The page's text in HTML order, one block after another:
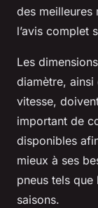
des meilleures
l’avis complet
Les
diamètre,
vitesse,
important de
disponibles
mieux à ses
pneus tels que
saisons.